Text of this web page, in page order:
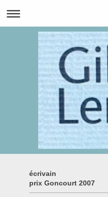
écrivain
prix Goncourt 2007